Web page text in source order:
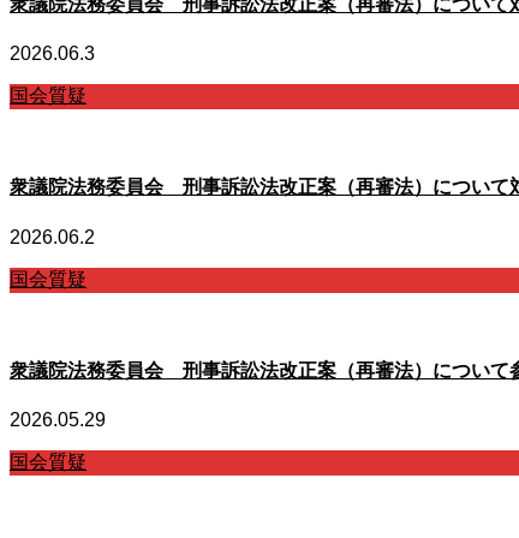
2026.06.3
国会質疑
衆議院法務委員会 刑事訴訟法改正案（再審法）について
2026.06.2
国会質疑
衆議院法務委員会 刑事訴訟法改正案（再審法）について
2026.05.29
国会質疑